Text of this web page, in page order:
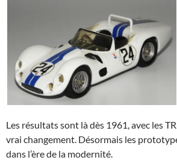
Les résultats sont là dès 1961, avec les
vrai changement. Désormais les
dans l’ère de la modernité.